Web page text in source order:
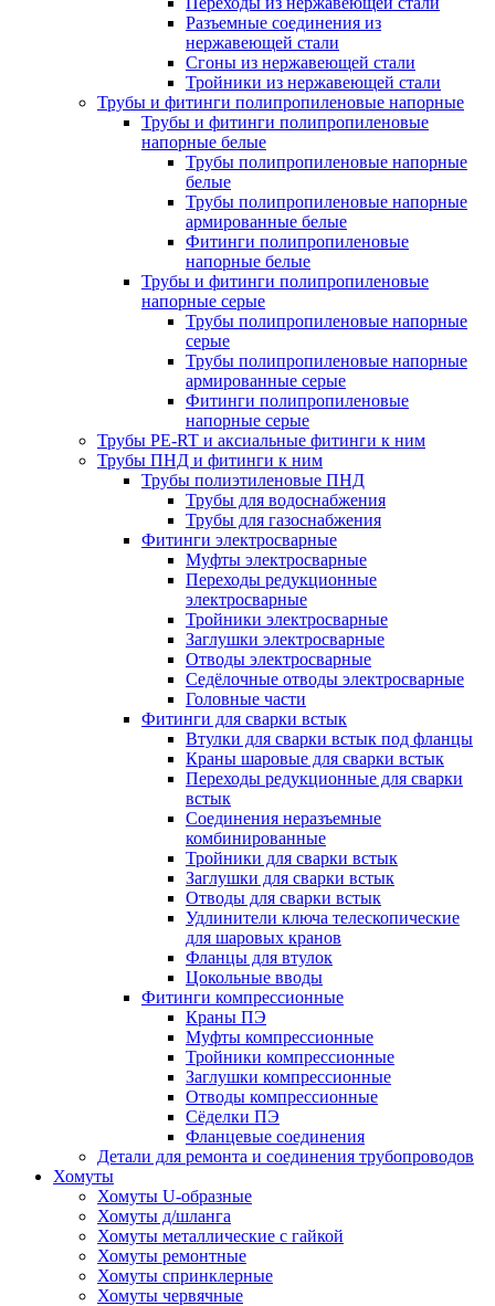
Разъемные соединения из
нержавеющей стали
Сгоны из нержавеющей стали
Тройники из нержавеющей стали
Трубы и фитинги полипропиленовые напорные
Трубы и фитинги полипропиленовые
напорные белые
Трубы полипропиленовые напорные
белые
Трубы полипропиленовые напорные
армированные белые
Фитинги полипропиленовые
напорные белые
Трубы и фитинги полипропиленовые
напорные серые
Трубы полипропиленовые напорные
серые
Трубы полипропиленовые напорные
армированные серые
Фитинги полипропиленовые
напорные серые
Трубы PE-RT и аксиальные фитинги к ним
Трубы ПНД и фитинги к ним
Трубы полиэтиленовые ПНД
Трубы для водоснабжения
Трубы для газоснабжения
Фитинги электросварные
Муфты электросварные
Переходы редукционные
электросварные
Тройники электросварные
Заглушки электросварные
Отводы электросварные
Седёлочные отводы электросварные
Головные части
Фитинги для сварки встык
Втулки для сварки встык под фланцы
Краны шаровые для сварки встык
Переходы редукционные для сварки
встык
Соединения неразъемные
комбинированные
Тройники для сварки встык
Заглушки для сварки встык
Отводы для сварки встык
Удлинители ключа телескопические
для шаровых кранов
Фланцы для втулок
Цокольные вводы
Фитинги компрессионные
Краны ПЭ
Муфты компрессионные
Тройники компрессионные
Заглушки компрессионные
Отводы компрессионные
Сёделки ПЭ
Фланцевые соединения
Детали для ремонта и соединения трубопроводов
Хомуты
Хомуты U-образные
Хомуты д/шланга
Хомуты металлические с гайкой
Хомуты ремонтные
Хомуты спринклерные
Хомуты червячные